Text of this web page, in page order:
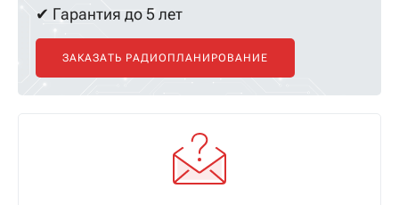
✔ Гарантия до 5 лет
ЗАКАЗАТЬ РАДИОПЛАНИРОВАНИЕ